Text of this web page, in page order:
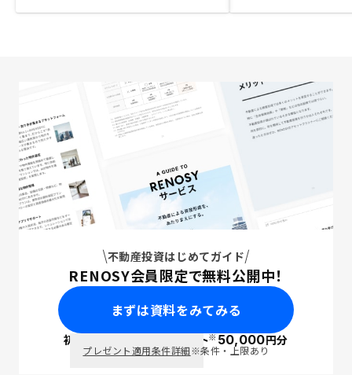
不動産投資はじめてガイド
RENOSY会員限定で無料公開中！
まずは資料をみてみる
初回面談で ポイント※50,000円分
プレゼント適用条件詳細※条件・上限あり